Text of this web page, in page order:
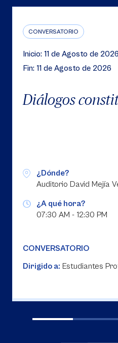
CONVERSATORIO
Inicio: 11 de Agosto de 2026
Fin: 11 de Agosto de 2026
Diálogos
¿Dónde?
Auditorio David Mejía
¿A qué hora?
07:30 AM - 12:30 PM
CONVERSATORIO
Dirigido a: Estudiantes